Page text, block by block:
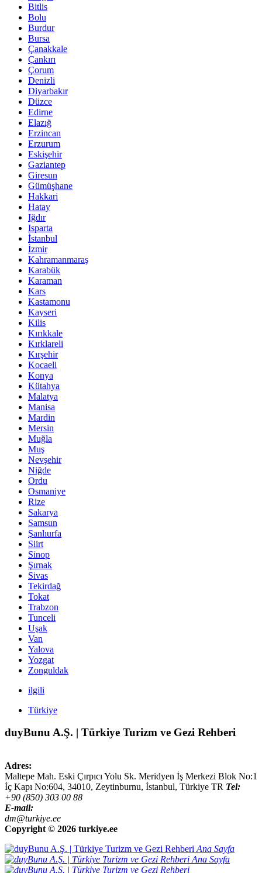
Bitlis
Bolu
Burdur
Bursa
Çanakkale
Çankırı
Çorum
Denizli
Diyarbakır
Düzce
Edirne
Elazığ
Erzincan
Erzurum
Eskişehir
Gaziantep
Giresun
Gümüşhane
Hakkari
Hatay
Iğdır
Isparta
İstanbul
İzmir
Kahramanmaraş
Karabük
Karaman
Kars
Kastamonu
Kayseri
Kilis
Kırıkkale
Kırklareli
Kırşehir
Kocaeli
Konya
Kütahya
Malatya
Manisa
Mardin
Mersin
Muğla
Muş
Nevşehir
Niğde
Ordu
Osmaniye
Rize
Sakarya
Samsun
Şanlıurfa
Siirt
Sinop
Şırnak
Sivas
Tekirdağ
Tokat
Trabzon
Tunceli
Uşak
Van
Yalova
Yozgat
Zonguldak
ilgili
Türkiye
duyBunu A.Ş. | Türkiye Turizm ve Gezi Rehberi
Adres:
Maltepe Mah. Eski Çırpıcı Yolu Sk. Meridyen İş Merkezi Blok No:1
İç Kapı No:604, 34010, Zeytinburnu, İstanbul, Türkiye TR Tel:
+90 (850) 303 00 88
E-mail:
dm@turkiye.ee
Copyright © 2026 turkiye.ee
Ana Sayfa
Ana Sayfa